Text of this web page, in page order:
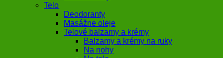
Telo
Deodoranty
Masážne oleje
Telové balzamy a krémy
Balzamy a krémy na ruky
Na nohy